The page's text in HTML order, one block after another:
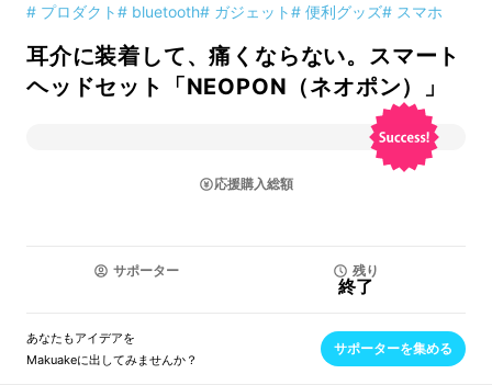
# プロダクト# bluetooth# ガジェット# 便利グッズ# スマホ
耳介に装着して、痛くならない。スマート
ヘッドセット「NEOPON（ネオポン）」
応援購入総額
サポーター 残り
終了
あなたもアイデアを
Makuakeに出してみませんか？
サポーターを集める